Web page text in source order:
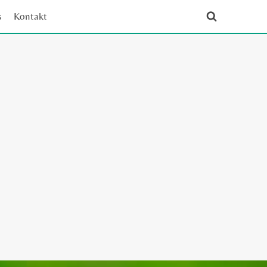
Kontakt